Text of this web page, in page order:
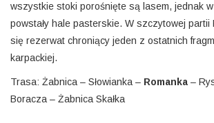
wszystkie stoki porośnięte są lasem, jednak
powstały hale pasterskie. W szczytowej partii
się rezerwat chroniący jeden z ostatnich
karpackiej.
Trasa: Żabnica – Słowianka – Romanka –
Boracza – Żabnica Skałka